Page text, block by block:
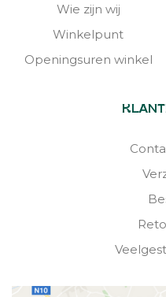
Wie zijn wij
Winkelpunt
Openingsuren winkel